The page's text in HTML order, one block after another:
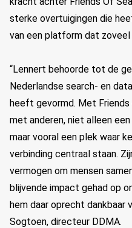
sterke overtuigingen die
van een platform dat zoveel
“Lennert behoorde tot de
Nederlandse search- en
heeft gevormd. Met Friends
met anderen, niet alleen
maar vooral een plek waar
verbinding centraal staan.
vermogen om mensen
blijvende impact gehad op
hem daar oprecht dankbaar
Sogtoen, directeur DDMA.